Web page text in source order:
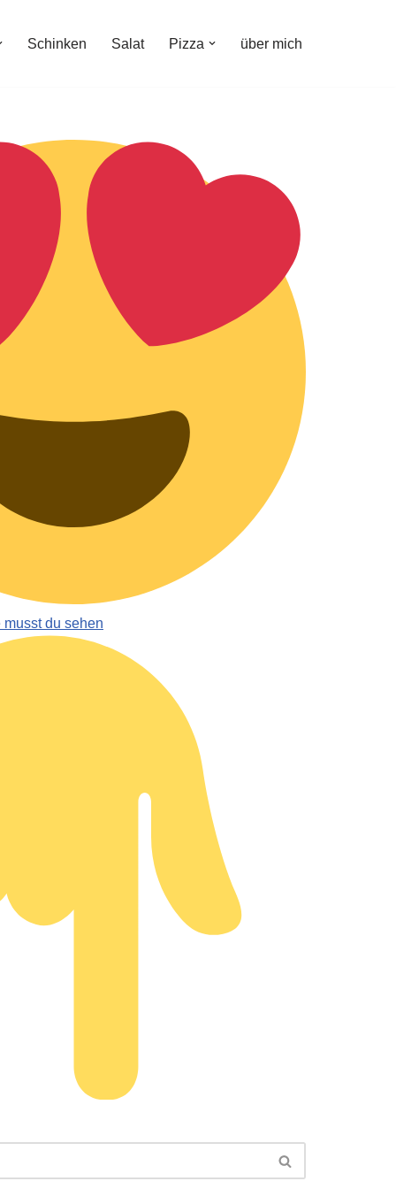
Schinken Salat Pizza über mich
du sehen